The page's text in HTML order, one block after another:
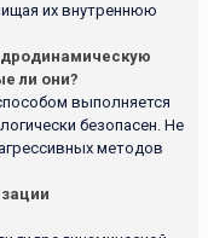
их внутреннюю
ли они?
выполняется
безопасен. Не
методов